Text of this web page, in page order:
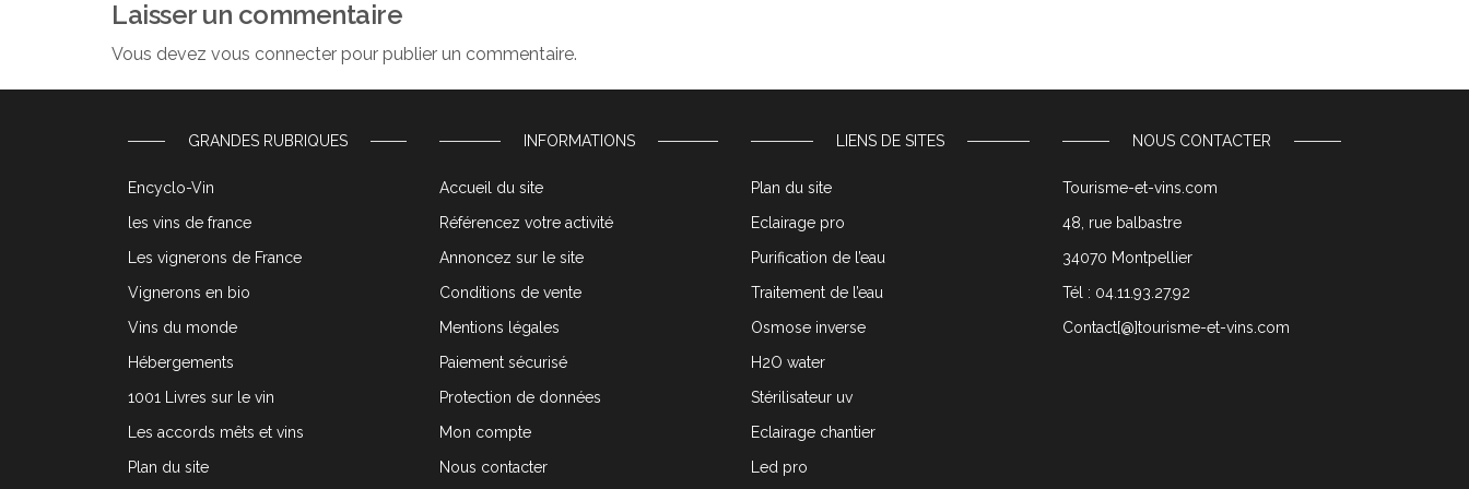
Laisser un commentaire
Vous devez vous connecter pour publier un commentaire.
GRANDES RUBRIQUES
Encyclo-Vin
les vins de france
Les vignerons de France
Vignerons en bio
Vins du monde
Hébergements
1001 Livres sur le vin
Les accords mêts et vins
Plan du site
INFORMATIONS
Accueil du site
Référencez votre activité
Annoncez sur le site
Conditions de vente
Mentions légales
Paiement sécurisé
Protection de données
Mon compte
Nous contacter
LIENS DE SITES
Plan du site
Eclairage pro
Purification de l’eau
Traitement de l’eau
Osmose inverse
H2O water
Stérilisateur uv
Eclairage chantier
Led pro
NOUS CONTACTER
Tourisme-et-vins.com
48, rue balbastre
34070 Montpellier
Tél : 04.11.93.27.92
Contact[@]tourisme-et-vins.com